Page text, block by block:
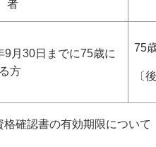
者
9月30日までに75歳に
方
75
〔
確認書の有効期限について